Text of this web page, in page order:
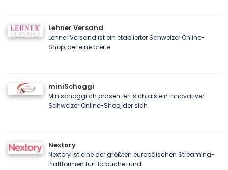
Lehner Versand
Lehner Versand ist ein etablierter Schweizer Online-
Shop, der eine breite
miniSchoggi
Minischoggi.ch präsentiert sich als ein innovativer
Schweizer Online-Shop, der sich
Nextory
Nextory ist eine der größten europäischen Streaming-
Plattformen für Hörbücher und